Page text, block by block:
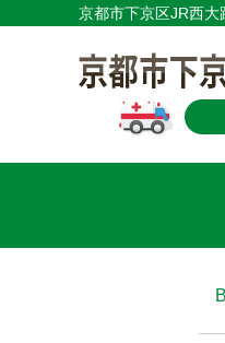
京都市下京区JR西